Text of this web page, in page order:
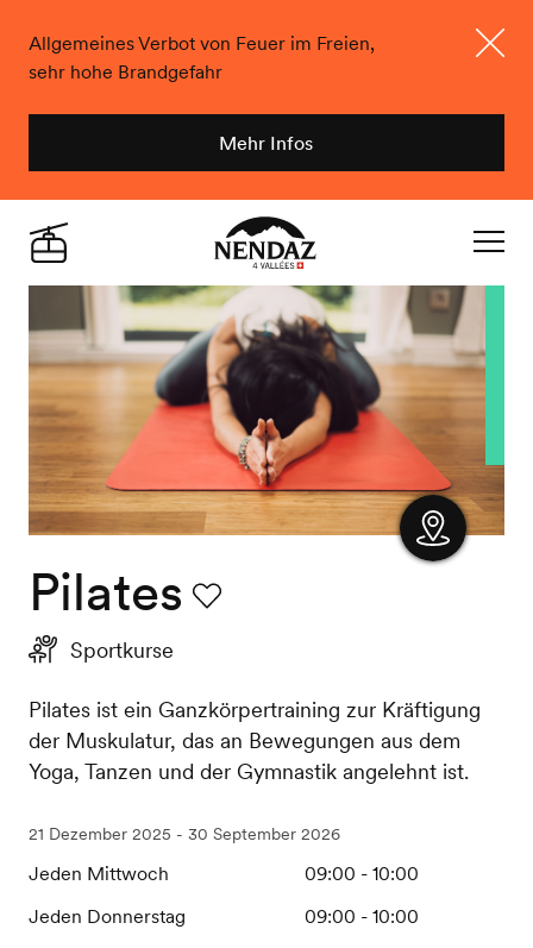
Allgemeines Verbot von Feuer im Freien,
sehr hohe Brandgefahr
Mehr Infos
Nendaz
Live
Pilates
Sportkurse
Pilates ist ein Ganzkörpertraining zur Kräftigung
der Muskulatur, das an Bewegungen aus dem
Yoga, Tanzen und der Gymnastik angelehnt ist.
21 Dezember 2025 - 30 September 2026
Jeden Mittwoch
09:00 - 10:00
Jeden Donnerstag
09:00 - 10:00